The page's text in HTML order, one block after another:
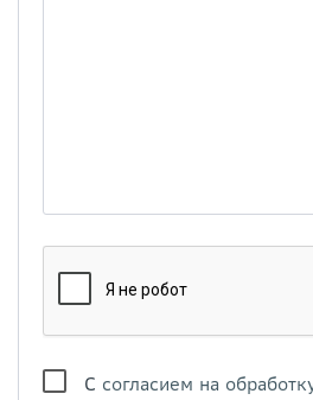
С согласием на